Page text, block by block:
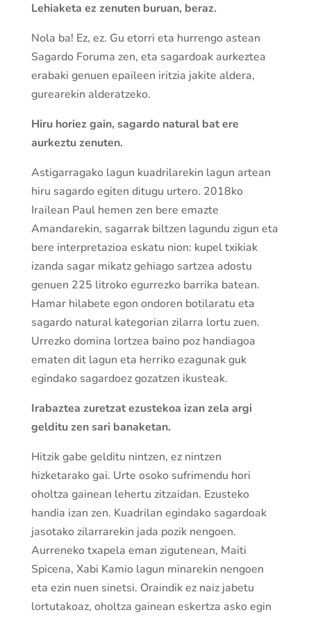
Lehiaketa ez zenuten buruan, beraz.
Nola ba! Ez, ez. Gu etorri eta hurrengo astean
Sagardo Foruma zen, eta sagardoak aurkeztea
erabaki genuen epaileen iritzia jakite aldera,
gurearekin alderatzeko.
Hiru horiez gain, sagardo natural bat ere
aurkeztu zenuten.
Astigarragako lagun kuadrilarekin lagun artean
hiru sagardo egiten ditugu urtero. 2018ko
Irailean Paul hemen zen bere emazte
Amandarekin, sagarrak biltzen lagundu zigun eta
bere interpretazioa eskatu nion: kupel txikiak
izanda sagar mikatz gehiago sartzea adostu
genuen 225 litroko egurrezko barrika batean.
Hamar hilabete egon ondoren botilaratu eta
sagardo natural kategorian zilarra lortu zuen.
Urrezko domina lortzea baino poz handiagoa
ematen dit lagun eta herriko ezagunak guk
egindako sagardoez gozatzen ikusteak.
Irabaztea zuretzat ezustekoa izan zela argi
gelditu zen sari banaketan.
Hitzik gabe gelditu nintzen, ez nintzen
hizketarako gai. Urte osoko sufrimendu hori
oholtza gainean lehertu zitzaidan. Ezusteko
handia izan zen. Kuadrilan egindako sagardoak
jasotako zilarrarekin jada pozik nengoen.
Aurreneko txapela eman zigutenean, Maiti
Spicena, Xabi Kamio lagun minarekin nengoen
eta ezin nuen sinetsi. Oraindik ez naiz jabetu
lortutakoaz, oholtza gainean eskertza asko egin